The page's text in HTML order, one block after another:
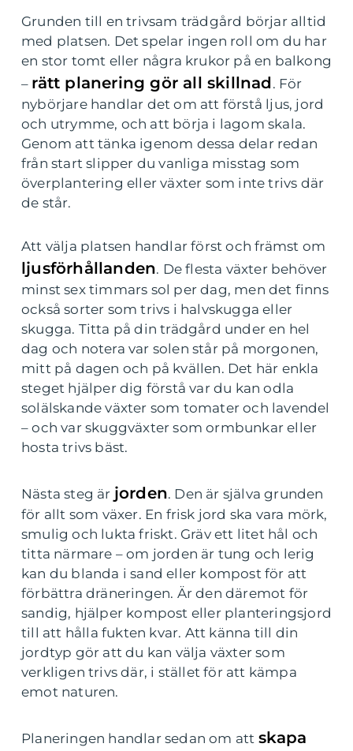
Grunden till en trivsam trädgård börjar alltid
med platsen. Det spelar ingen roll om du har
en stor tomt eller några krukor på en balkong
– rätt planering gör all skillnad. För
nybörjare handlar det om att förstå ljus, jord
och utrymme, och att börja i lagom skala.
Genom att tänka igenom dessa delar redan
från start slipper du vanliga misstag som
överplantering eller växter som inte trivs där
de står.
Att välja platsen handlar först och främst om
ljusförhållanden. De flesta växter behöver
minst sex timmars sol per dag, men det finns
också sorter som trivs i halvskugga eller
skugga. Titta på din trädgård under en hel
dag och notera var solen står på morgonen,
mitt på dagen och på kvällen. Det här enkla
steget hjälper dig förstå var du kan odla
solälskande växter som tomater och lavendel
– och var skuggväxter som ormbunkar eller
hosta trivs bäst.
Nästa steg är jorden. Den är själva grunden
för allt som växer. En frisk jord ska vara mörk,
smulig och lukta friskt. Gräv ett litet hål och
titta närmare – om jorden är tung och lerig
kan du blanda i sand eller kompost för att
förbättra dräneringen. Är den däremot för
sandig, hjälper kompost eller planteringsjord
till att hålla fukten kvar. Att känna till din
jordtyp gör att du kan välja växter som
verkligen trivs där, i stället för att kämpa
emot naturen.
Planeringen handlar sedan om att skapa